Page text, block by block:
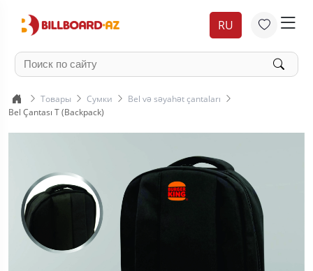
RU
Товары Сумки
Bel və səyahət çantaları
Bel Çantası T (Backpack)